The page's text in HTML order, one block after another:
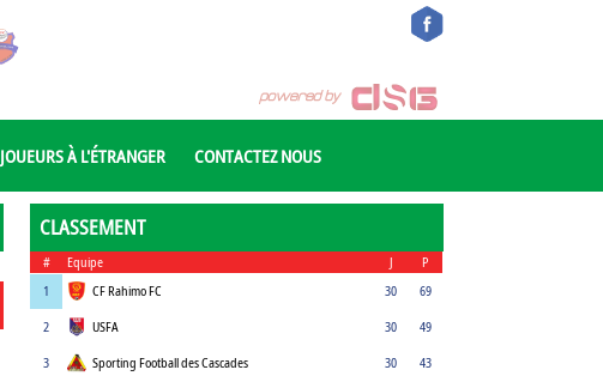
JOUEURS À L'ÉTRANGER CONTACTEZ NOUS
CLASSEMENT
# Equipe J
P
1
CF Rahimo FC 30
69
2
USFA 30
49
3
Sporting Football des Cascades 30
43